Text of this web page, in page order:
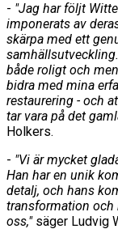
- "Jag har följt
imponerats av
skärpa med ett
både roligt och
bidra med mina
restaurering - och
tar vara på det
Holkers.
- "Vi är mycket
Han har en unik
detalj, och hans
transformation
oss," säger Ludvig